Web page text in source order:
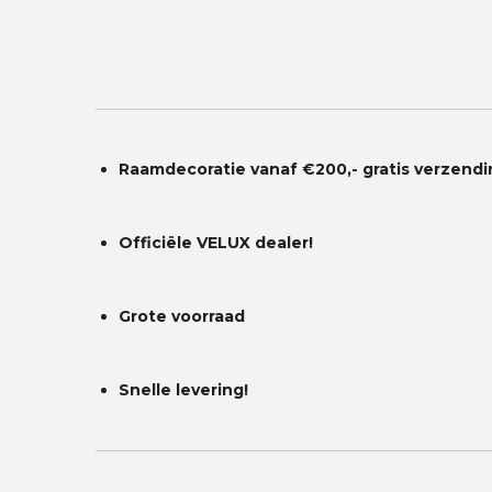
Raamdecoratie vanaf €200,- gratis
Officiële VELUX dealer!
Grote voorraad
Snelle levering!